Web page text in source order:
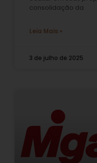
consolidação da
Leia Mais »
3 de julho de 2025